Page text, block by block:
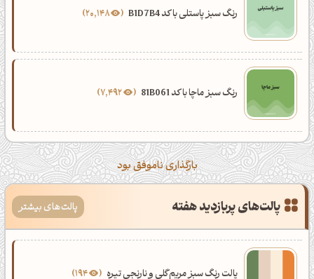
رنگ سبز پاستلی با کد B1D7B4 20,148
رنگ سبز ماچا با کد 81B061 7,492
بارگذاری ناموفق بود
پالت‌های پربازدید هفته پالت‌های بیشتر
پالت رنگ سبز مریم‌گلی و نارنجی تیره 194